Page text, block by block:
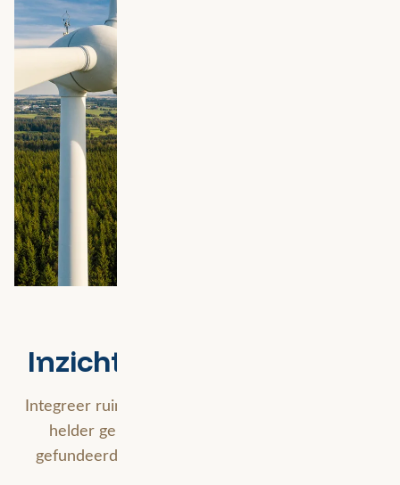
Inzicht door samenhang
Integreer ruimtelijke en operationele data tot één
helder geheel. Zo ontstaat de context voor
gefundeerde besluiten en strategische sturing.